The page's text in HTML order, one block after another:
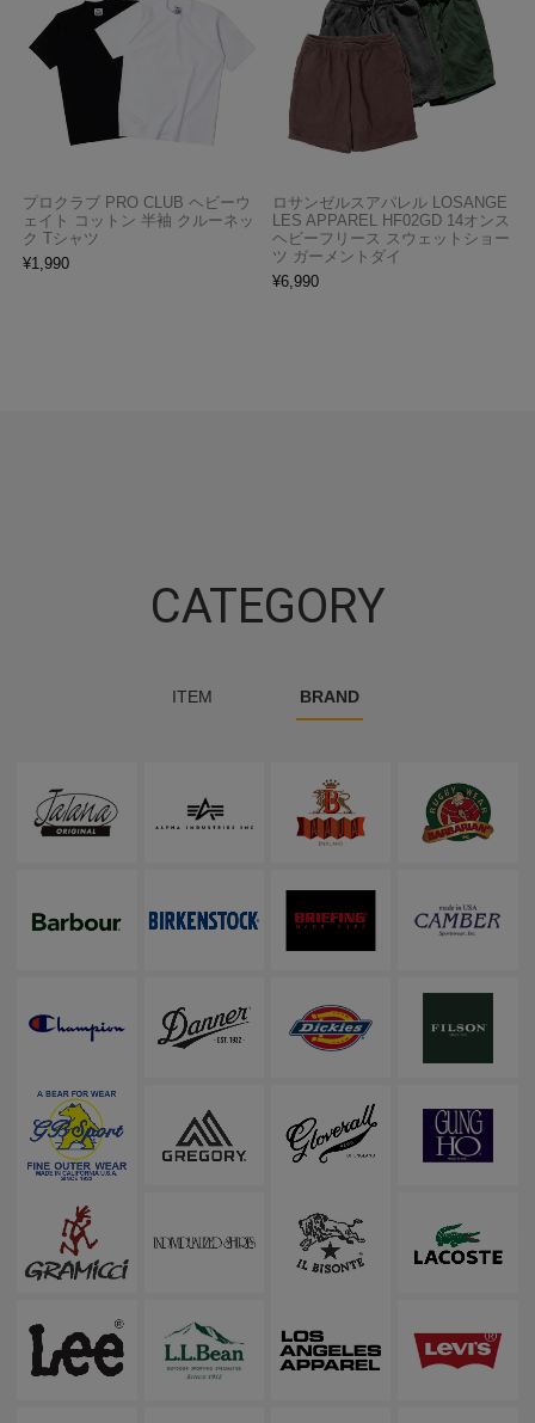
プロクラブ PRO CLUB ヘビーウ
ェイト コットン 半袖 クルーネッ
ク Tシャツ
¥1,990
ロサンゼルスアパレル LOSANGE
LES APPAREL HF02GD 14オンス
ヘビーフリース スウェットショー
ツ ガーメントダイ
¥6,990
CATEGORY
ITEM BRAND